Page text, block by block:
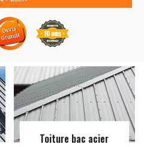
Toiture bac acier